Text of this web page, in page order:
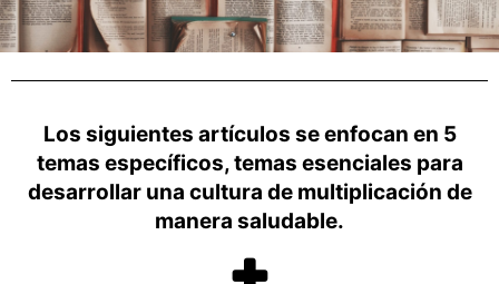
Los siguientes artículos se enfocan en 5
temas específicos, temas esenciales para
desarrollar una cultura de multiplicación de
manera saludable.